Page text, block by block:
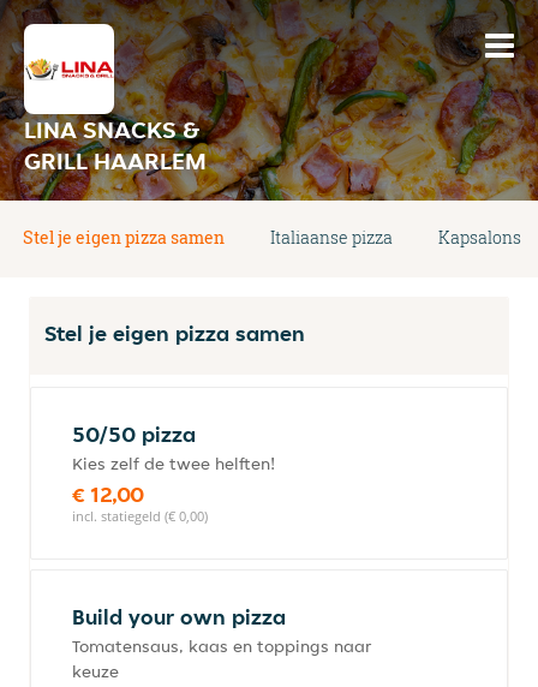
LINA SNACKS &
GRILL HAARLEM
Stel je eigen pizza samen Italiaanse pizza Kapsalons
Stel je eigen pizza samen
50/50 pizza
Kies zelf de twee helften!
€ 12,00
incl. statiegeld (€ 0,00)
Build your own pizza
Tomatensaus, kaas en toppings naar
keuze